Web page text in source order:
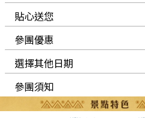
貼心送您
參團優惠
選擇其他日期
參團須知